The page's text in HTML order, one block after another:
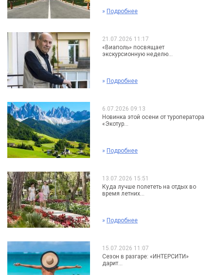
» Подробнее
21.07.2026 11:17
«Виаполь» посвящает
экскурсионную неделю...
» Подробнее
6.07.2026 09:13
Новинка этой осени от туроператора
«Экотур...
» Подробнее
13.07.2026 15:51
Куда лучше полететь на отдых во
время летних...
» Подробнее
15.07.2026 11:07
Сезон в разгаре: «ИНТЕРСИТИ»
дарит...